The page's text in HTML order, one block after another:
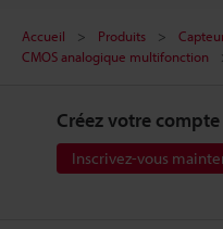
Accueil Produits
CMOS analogique multifonction
Créez votre compte
Inscrivez-vous